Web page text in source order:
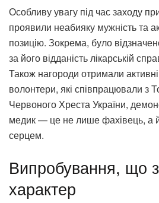
Особливу увагу під час заходу
проявили неабияку мужність та
позицію. Зокрема, було
за його відданість лікарській
Також нагороди отримали
волонтери, які співпрацювали з
Червоного Хреста України,
медик — це не лише фахівець, а
серцем.
Випробування, що
характер